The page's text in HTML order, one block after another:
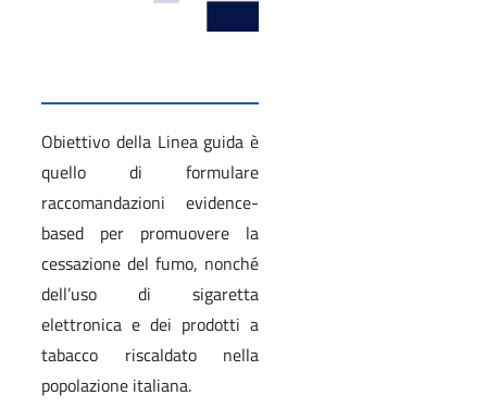
Obiettivo della Linea guida è
quello di formulare
raccomandazioni evidence-
based per promuovere la
cessazione del fumo, nonché
dell’uso di sigaretta
elettronica e dei prodotti a
tabacco riscaldato nella
popolazione italiana.